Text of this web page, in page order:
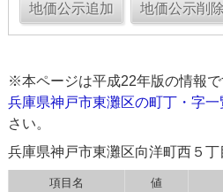
※本ページは平成22年版の情報
兵庫県神戸市東灘区の町丁・字一
さい。
兵庫県神戸市東灘区向洋町西５丁
項目名 値